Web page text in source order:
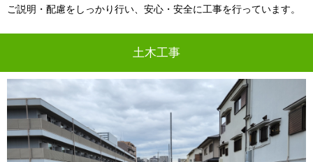
ご説明・配慮をしっかり行い、安心・安全に工事を行っています。
土木工事